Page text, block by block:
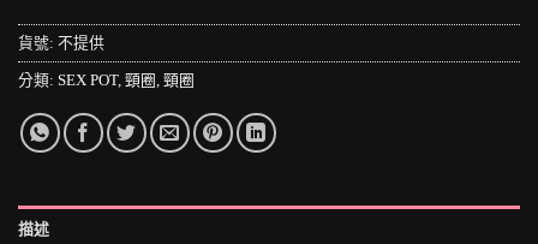
貨號: 不提供
分類: SEX POT, 頸圈 頸圈
描述